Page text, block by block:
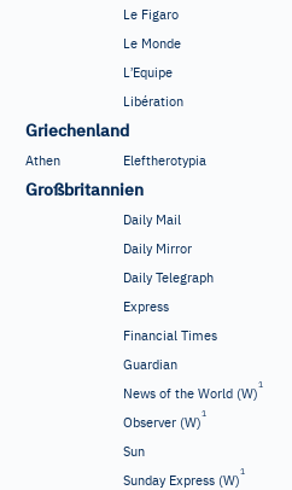
Le Figaro
Le Monde
L’Equipe
Libération
Griechenland
Athen Eleftherotypia
Großbritannien
Daily Mail
Daily Mirror
Daily Telegraph
Express
Financial Times
Guardian
News of the World (W)
1
Observer (W)
1
Sun
Sunday Express (W)
1